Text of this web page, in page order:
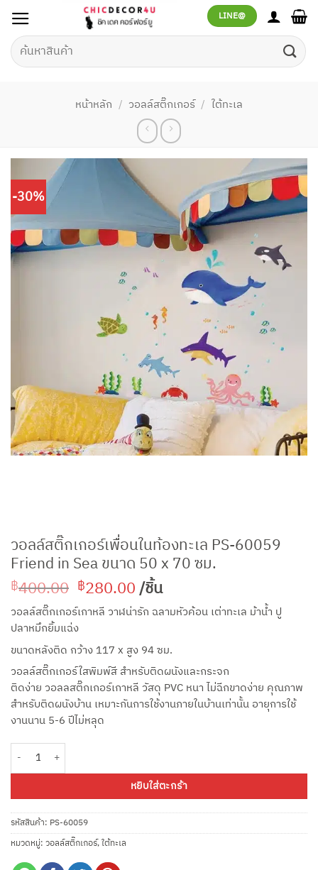
เนื้อหา
LINE@
ค้นหา:
หน้าหลัก / วอลล์สติ๊กเกอร์ / ใต้ทะเล
-30%
วอลล์สติ๊กเกอร์เพื่อนในท้องทะเล PS-60059
Friend in Sea ขนาด 50 x 70 ซม.
฿400.00 Original
price
was:
฿400.00.
฿280.00Current
price
is:
/ชิ้น
วอลล์สติ๊กเกอร์เกาหลี วาฬน่ารัก ฉลามหัวค้อน เต่าทะเล ม้าน้ำ ปู
ปลาหมึกยิ้มแฉ่ง
ขนาดหลังติด กว้าง 117 x สูง 94 ซม.
วอลล์สติ๊กเกอร์ใสพิมพ์สี สำหรับติดผนังและกระจก
ติดง่าย วอลลสติ๊กเกอร์เกาหลี วัสดุ PVC หนา ไม่ฉีกขาดง่าย คุณภาพ
สำหรับติดผนังบ้าน เหมาะกันการใช้งานภายในบ้านเท่านั้น อายุการใช้
งานนาน 5-6 ปีไม่หลุด
หยิบใส่ตะกร้า
รหัสสินค้า: PS-60059
หมวดหมู่: วอลล์สติ๊กเกอร์,ใต้ทะเล